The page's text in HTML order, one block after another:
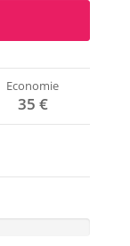
Economie
35 €